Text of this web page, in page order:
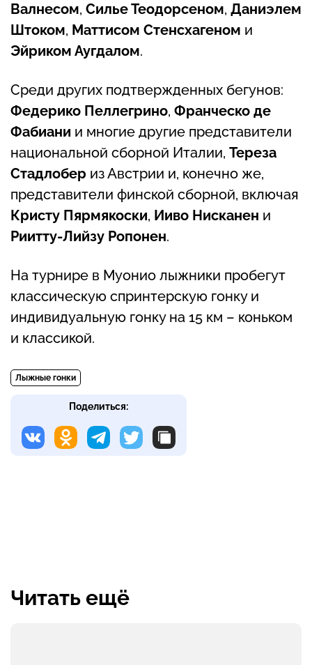
Валнесом, Силье Теодорсеном, Даниэлем
Штоком, Маттисом Стенсхагеном и
Эйриком Аугдалом.
Среди других подтвержденных бегунов:
Федерико Пеллегрино, Франческо де
Фабиани и многие другие представители
национальной сборной Италии, Тереза ​​
Стадлобер из Австрии и, конечно же,
представители финской сборной, включая
Кристу Пярмякоски, Ииво Нисканен и
Риитту-Лийзу Ропонен.
На турнире в Муонио лыжники пробегут
классическую спринтерскую гонку и
индивидуальную гонку на 15 км – коньком
и классикой.
Лыжные гонки
Поделиться:
Читать ещё